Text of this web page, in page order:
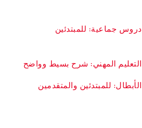
دروس جماعية: للمبتدئين
التعليم المهني: شرح بسيط وواضح
الأبطال: للمبتدئين والمتقدمين